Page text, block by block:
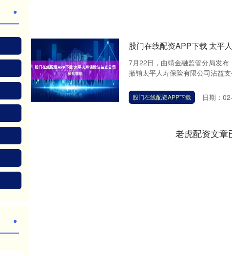
股门在线配资APP下载 太平
7月22日，曲靖金融监管分局发
撤销太平人寿保险有限公司沾益
股门在线配资APP下载 日期：
老虎配资文章